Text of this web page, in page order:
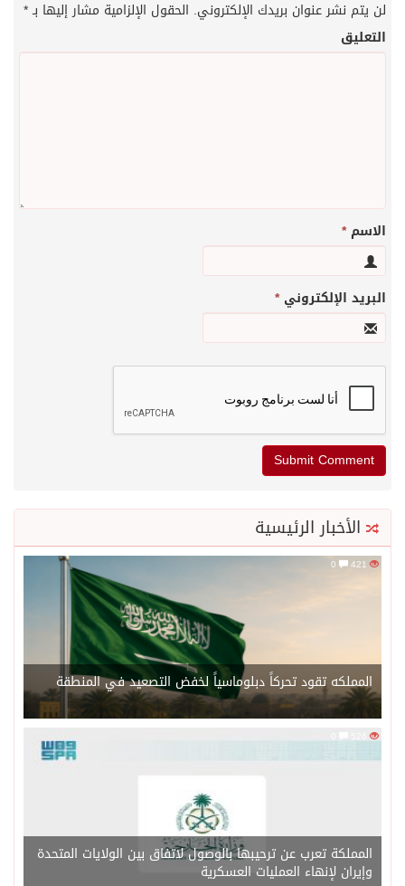
لن يتم نشر عنوان بريدك الإلكتروني. الحقول الإلزامية مشار إليها بـ*
التعليق
الاسم*
البريد الإلكتروني*
الأخبار الرئيسية
المملكه تقود تحركاً دبلوماسياً لخفض التصعيد في المنطقة
526
المملكة تعرب عن ترحيبها بالوصول لاتفاق بين الولايات المتحدة
وإيران لإنهاء العمليات العسكرية